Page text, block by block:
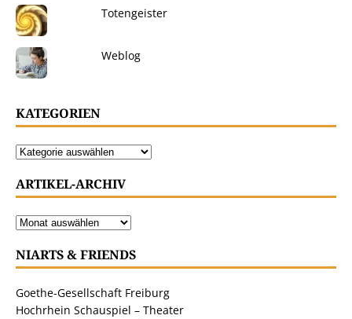
Totengeister
Weblog
KATEGORIEN
ARTIKEL-ARCHIV
NIARTS & FRIENDS
Goethe-Gesellschaft Freiburg
Hochrhein Schauspiel – Theater